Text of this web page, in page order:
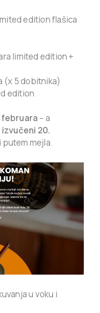
edition flašica
limited edition +
(x 5 dobitnika)
edition
februara – a
izvučeni 20.
mejla.
u voku i